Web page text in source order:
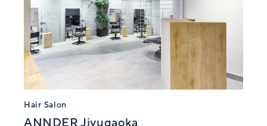
Hair Salon
ANNDER Jiyugaoka